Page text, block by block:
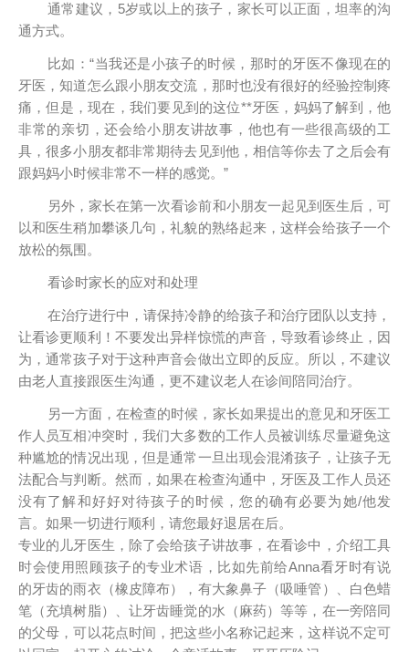
通常建议，5岁或以上的孩子，家长可以正面，坦率的沟
通方式。
比如：“当我还是小孩子的时候，那时的牙医不像现在的
牙医，知道怎么跟小朋友交流，那时也没有很好的经验控制疼
痛，但是，现在，我们要见到的这位**牙医，妈妈了解到，他
非常的亲切，还会给小朋友讲故事，他也有一些很高级的工
具，很多小朋友都非常期待去见到他，相信等你去了之后会有
跟妈妈小时候非常不一样的感觉。”
另外，家长在第一次看诊前和小朋友一起见到医生后，可
以和医生稍加攀谈几句，礼貌的熟络起来，这样会给孩子一个
放松的氛围。
看诊时家长的应对和处理
在治疗进行中，请保持冷静的给孩子和治疗团队以支持，
让看诊更顺利！不要发出异样惊慌的声音，导致看诊终止，因
为，通常孩子对于这种声音会做出立即的反应。所以，不建议
由老人直接跟医生沟通，更不建议老人在诊间陪同治疗。
另一方面，在检查的时候，家长如果提出的意见和牙医工
作人员互相冲突时，我们大多数的工作人员被训练尽量避免这
种尴尬的情况出现，但是通常一旦出现会混淆孩子，让孩子无
法配合与判断。然而，如果在检查沟通中，牙医及工作人员还
没有了解和好好对待孩子的时候，您的确有必要为她/他发
言。如果一切进行顺利，请您最好退居在后。
专业的儿牙医生，除了会给孩子讲故事，在看诊中，介绍工具
时会使用照顾孩子的专业术语，比如先前给Anna看牙时有说
的牙齿的雨衣（橡皮障布），有大象鼻子（吸唾管）、白色蜡
笔（充填树脂）、让牙齿睡觉的水（麻药）等等，在一旁陪同
的父母，可以花点时间，把这些小名称记起来，这样说不定可